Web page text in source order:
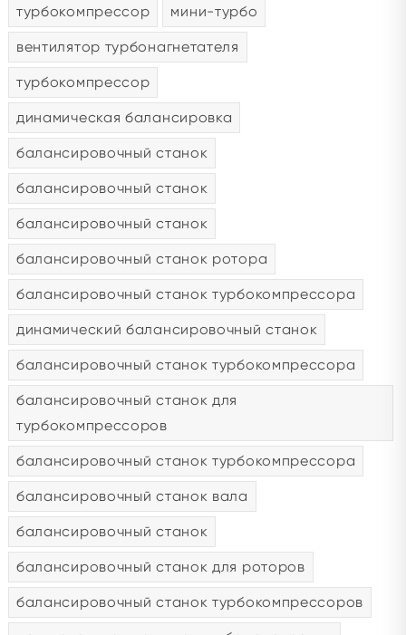
турбокомпрессор мини-турбо
вентилятор турбонагнетателя
турбокомпрессор
динамическая балансировка
балансировочный станок
балансировочный станок
балансировочный станок
балансировочный станок ротора
балансировочный станок турбокомпрессора
динамический балансировочный станок
балансировочный станок турбокомпрессора
балансировочный станок для
турбокомпрессоров
балансировочный станок турбокомпрессора
балансировочный станок вала
балансировочный станок
балансировочный станок для роторов
балансировочный станок турбокомпрессоров